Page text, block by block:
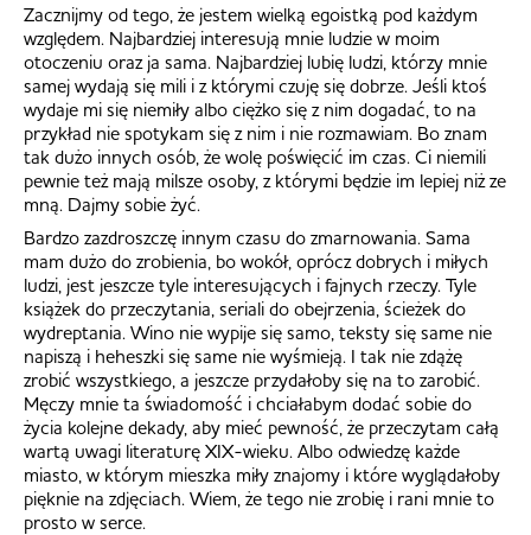
Zacznijmy od tego, że jestem wielką egoistką pod każdym
względem. Najbardziej interesują mnie ludzie w moim
otoczeniu oraz ja sama. Najbardziej lubię ludzi, którzy mnie
samej wydają się mili i z którymi czuję się dobrze. Jeśli ktoś
wydaje mi się niemiły albo ciężko się z nim dogadać, to na
przykład nie spotykam się z nim i nie rozmawiam. Bo znam
tak dużo innych osób, że wolę poświęcić im czas. Ci niemili
pewnie też mają milsze osoby, z którymi będzie im lepiej niż ze
mną. Dajmy sobie żyć.
Bardzo zazdroszczę innym czasu do zmarnowania. Sama
mam dużo do zrobienia, bo wokół, oprócz dobrych i miłych
ludzi, jest jeszcze tyle interesujących i fajnych rzeczy. Tyle
książek do przeczytania, seriali do obejrzenia, ścieżek do
wydreptania. Wino nie wypije się samo, teksty się same nie
napiszą i heheszki się same nie wyśmieją. I tak nie zdążę
zrobić wszystkiego, a jeszcze przydałoby się na to zarobić.
Męczy mnie ta świadomość i chciałabym dodać sobie do
życia kolejne dekady, aby mieć pewność, że przeczytam całą
wartą uwagi literaturę XIX-wieku. Albo odwiedzę każde
miasto, w którym mieszka miły znajomy i które wyglądałoby
pięknie na zdjęciach. Wiem, że tego nie zrobię i rani mnie to
prosto w serce.